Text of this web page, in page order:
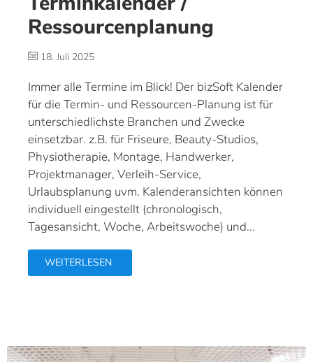
Ressourcenplanung
18. Juli 2025
Immer alle Termine im Blick! Der bizSoft Kalender
für die Termin- und Ressourcen-Planung ist für
unterschiedlichste Branchen und Zwecke
einsetzbar. z.B. für Friseure, Beauty-Studios,
Physiotherapie, Montage, Handwerker,
Projektmanager, Verleih-Service,
Urlaubsplanung uvm. Kalenderansichten können
individuell eingestellt (chronologisch,
Tagesansicht, Woche, Arbeitswoche) und...
WEITERLESEN